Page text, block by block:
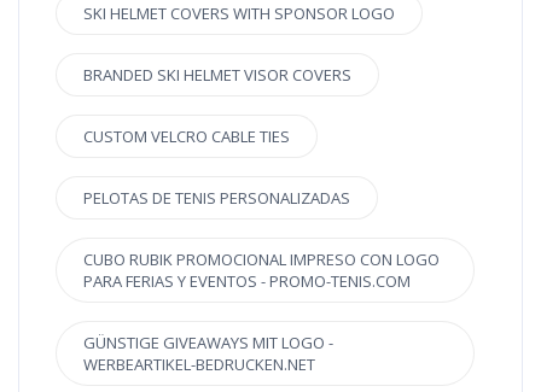
SKI HELMET COVERS WITH SPONSOR LOGO
BRANDED SKI HELMET VISOR COVERS
CUSTOM VELCRO CABLE TIES
PELOTAS DE TENIS PERSONALIZADAS
CUBO RUBIK PROMOCIONAL IMPRESO CON LOGO
PARA FERIAS Y EVENTOS - PROMO-TENIS.COM
GÜNSTIGE GIVEAWAYS MIT LOGO -
WERBEARTIKEL-BEDRUCKEN.NET